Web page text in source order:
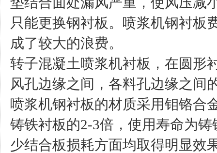
只能更换钢衬板。喷浆机钢衬板
成了较大的浪费。
转子混凝土喷浆机衬板，在圆形
风孔边缘之间，各料孔边缘之间
喷浆机钢衬板的材质采用钼铬合
铸铁衬板的2-3倍，使用寿命为
少结合板损耗方面均取得明显效